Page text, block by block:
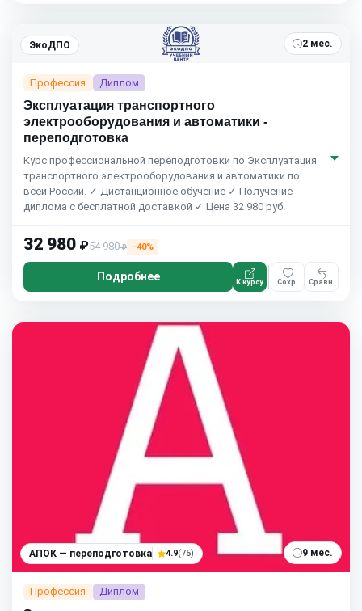
ЭкоДПО 2 мес.
Профессия Диплом
Эксплуатация транспортного
электрооборудования и автоматики -
переподготовка
Курс профессиональной переподготовки по Эксплуатация
транспортного электрооборудования и автоматики по
всей России. ✓ Дистанционное обучение ✓ Получение
диплома с бесплатной доставкой ✓ Цена 32 980 руб.
32 980 ₽54 980₽ −40%
Подробнее К курсу Сохр. Сравн.
АПОК — переподготовка 4.9(75) 9 мес.
Профессия Диплом